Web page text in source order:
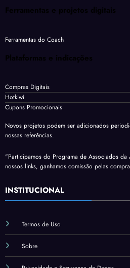
Ferramentas e projetos digitais
Ferramentas do Coach
Plataformas e indicações
Compras Digitais
Hotkiwi
Cupons Promocionais
Novos projetos podem ser adicionados
nossas referências.
"Participamos do Programa de Associados
nossos links, ganhamos comissão pelas
INSTITUCIONAL
Termos de Uso
Sobre